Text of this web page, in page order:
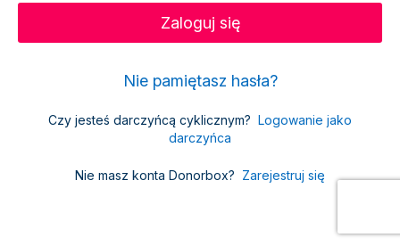
Nie pamiętasz hasła?
Czy jesteś darczyńcą cyklicznym? Logowanie jako
darczyńca
Nie masz konta Donorbox? Zarejestruj się